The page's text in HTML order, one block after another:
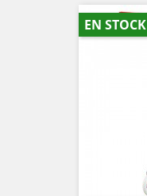
EN STOCK